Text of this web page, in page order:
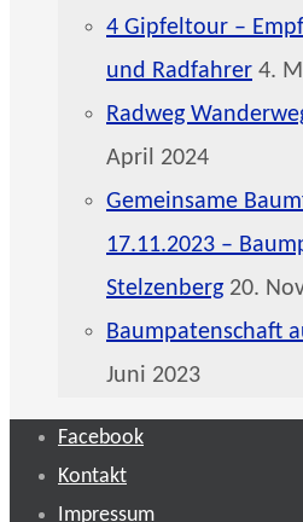
4 Gipfeltour –
und Radfahrer 4.
Radweg
April 2024
Gemeinsame
17.11.2023 –
Stelzenberg 20.
Baumpatenschaft
Juni 2023
Facebook
Kontakt
Impressum